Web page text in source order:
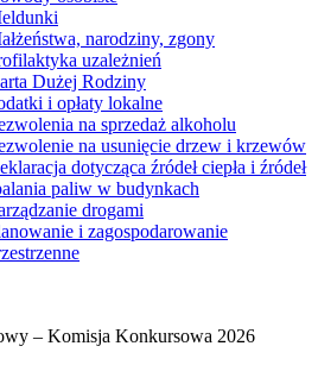
narodziny, zgony
uzależnień
Dużej Rodziny
i opłaty lokalne
na sprzedaż alkoholu
na usunięcie drzew i krzewów
dotycząca źródeł ciepła i źródeł
paliw w budynkach
drogami
i zagospodarowanie
– Komisja Konkursowa 2026